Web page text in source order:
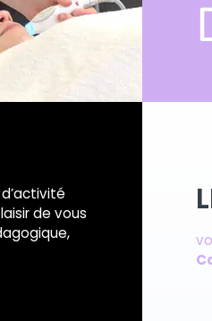
de vous